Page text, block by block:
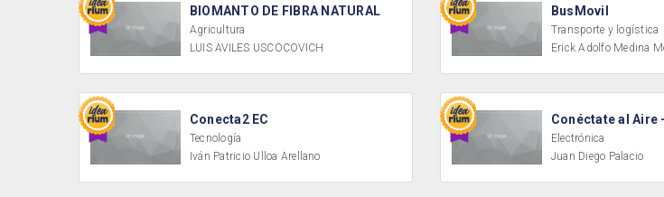
BIOMANTO DE FIBRA NATURAL
Agricultura
LUIS AVILES USCOCOVICH
BusMovil
Transporte y logística
Erick Adolfo Medina
Conecta2 EC
Tecnología
Iván Patricio Ulloa Arellano
Conéctate al Aire
Electrónica
Juan Diego Palacio